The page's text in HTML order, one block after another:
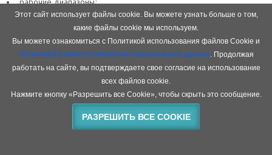
• наличие нужного класса защиты;
• дальность действия;
• простоту настроек и эксплуатации;
• мощность аккумулятора;
• стоимость.
Все основные характеристики указаны в описании. Наши
консультанты готовы помочь вам найти и купить лучшую модель
радиостанции Baofeng из нашего каталога, которая будет полностью
Этот сайт использует файлы cookie. Вы можете узнать больше о том,
какие файлы cookie мы используем.
Вы можете ознакомиться с Политикой использования файлов Cookie и
Политикой в области обработки персональных данных. Продолжая
работать на сайте, вы подтверждаете свое согласие на использование
всех файлов cookie.
Нажмите кнопку «Разрешить все Cookie», чтобы скрыть это сообщение.
РАЗРЕШИТЬ ВСЕ COOKIE